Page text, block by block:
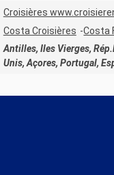
Croisières
Costa Croisières
Costa
Antilles, Iles Vierges,
Unis, Açores, Portugal,